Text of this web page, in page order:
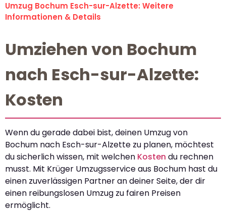
Umzug Bochum Esch-sur-Alzette: Weitere
Informationen & Details
Umziehen von Bochum
nach Esch-sur-Alzette:
Kosten
Wenn du gerade dabei bist, deinen Umzug von
Bochum nach Esch-sur-Alzette zu planen, möchtest
du sicherlich wissen, mit welchen Kosten du rechnen
musst. Mit Krüger Umzugsservice aus Bochum hast du
einen zuverlässigen Partner an deiner Seite, der dir
einen reibungslosen Umzug zu fairen Preisen
ermöglicht.